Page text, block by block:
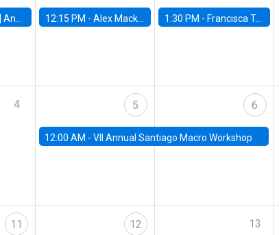
Merced 12:15 PM -Alex Mackay, Harvard Business School 1:30 PM - Francisca Torrealba, estudiante de Doctorado en Economía UC
4 5
12:00 AM -VII Annual Santiago Macro Workshop
6
11 12 13